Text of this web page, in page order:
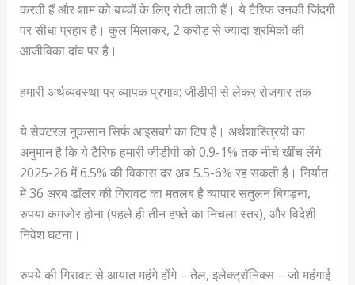
करती हैं और शाम को बच्चों के लिए रोटी लाती हैं। ये टैरिफ उनकी जिंदगी
पर सीधा प्रहार है। कुल मिलाकर, 2 करोड़ से ज्यादा श्रमिकों की
आजीविका दांव पर है।
हमारी अर्थव्यवस्था पर व्यापक प्रभाव: जीडीपी से लेकर रोजगार तक
ये सेक्टरल नुकसान सिर्फ आइसबर्ग का टिप हैं। अर्थशास्त्रियों का
अनुमान है कि ये टैरिफ हमारी जीडीपी को 0.9-1% तक नीचे खींच लेंगे।
2025-26 में 6.5% की विकास दर अब 5.5-6% रह सकती है। निर्यात
में 36 अरब डॉलर की गिरावट का मतलब है व्यापार संतुलन बिगड़ना,
रुपया कमजोर होना (पहले ही तीन हफ्ते का निचला स्तर), और विदेशी
निवेश घटना।
रुपये की गिरावट से आयात महंगे होंगे – तेल, इलेक्ट्रॉनिक्स – जो महंगाई